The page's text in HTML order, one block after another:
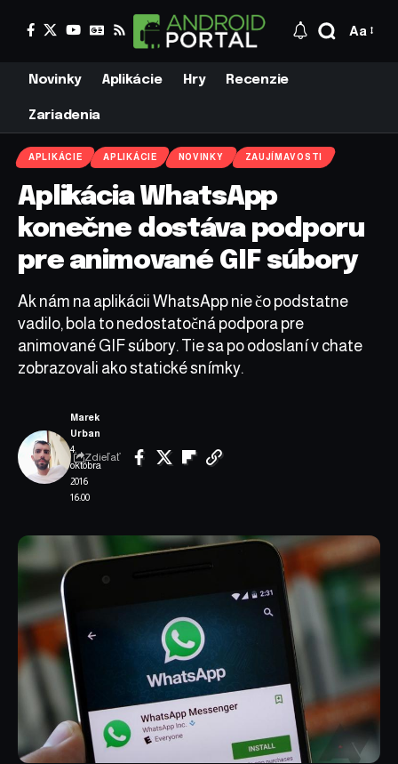
Aa
Novinky Aplikácie Hry Recenzie
Zariadenia
APLIKÁCIE APLIKÁCIE NOVINKY ZAUJÍMAVOSTI
Aplikácia WhatsApp
konečne dostáva podporu
pre animované GIF súbory
Ak nám na aplikácii WhatsApp nie čo podstatne
vadilo, bola to nedostatočná podpora pre
animované GIF súbory. Tie sa po odoslaní v chate
zobrazovali ako statické snímky.
4.
októbra
2016
16:00
Marek
Urban
Zdieľať